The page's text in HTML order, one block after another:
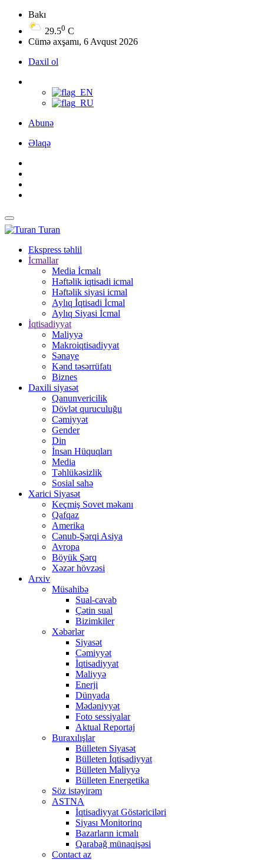
Bakı
29.50 C
Cümə axşamı, 6 Avqust 2026
Daxil ol
Abunə
Əlaqə
Turan
Ekspress təhlil
İcmallar
Media İcmalı
Həftəlik iqtisadi icmal
Həftəlik siyasi icmal
Aylıq İqtisadi İcmal
Aylıq Siyasi İcmal
İqtisadiyyat
Maliyyə
Makroiqtisadiyyat
Sənaye
Kənd təsərrüfatı
Biznes
Daxili siyasət
Qanunvericilik
Dövlət quruculuğu
Cəmiyyət
Gender
Din
İnsan Hüquqları
Media
Təhlükəsizlik
Sosial sahə
Xarici Siyasət
Keçmiş Sovet məkanı
Qafqaz
Amerika
Cənub-Şərqi Asiya
Avropa
Böyük Şərq
Xəzər hövzəsi
Arxiv
Müsahibə
Sual-cavab
Çətin sual
Bizimkiler
Xəbərlər
Siyasət
Cəmiyyət
İqtisadiyyat
Maliyyə
Enerji
Dünyada
Mədəniyyət
Foto sessiyalar
Aktual Reportaj
Buraxılışlar
Bülleten Siyasət
Bülleten İqtisadiyyat
Bülleten Maliyyə
Bülleten Energetika
Söz istəyirəm
ASTNA
İqtisadiyyat Göstəriciləri
Siyası Monitorinq
Bazarların icmalı
Qarabağ münaqişəsi
Contact az